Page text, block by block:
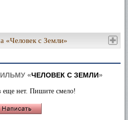
«Человек с Земли»
«ЧЕЛОВЕК С ЗЕМЛИ»
еще нет. Пишите смело!